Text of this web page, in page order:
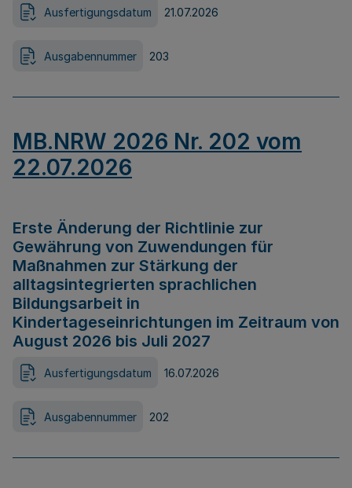
Ausfertigungsdatum 21.07.2026
Ausgabennummer 203
MB.NRW 2026 Nr. 202 vom
22.07.2026
Erste Änderung der Richtlinie zur
Gewährung von Zuwendungen für
Maßnahmen zur Stärkung der
alltagsintegrierten sprachlichen
Bildungsarbeit in
Kindertageseinrichtungen im Zeitraum von
August 2026 bis Juli 2027
Ausfertigungsdatum 16.07.2026
Ausgabennummer 202